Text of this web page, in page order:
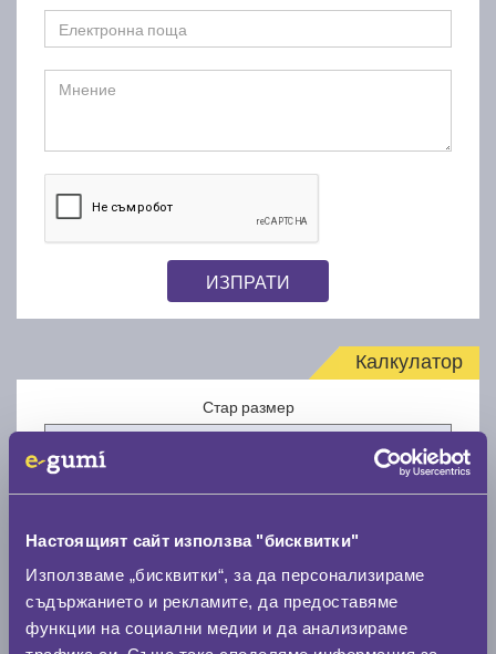
Настоящият сайт използва "бисквитки"
Използваме „бисквитки“, за да персонализираме
съдържанието и рекламите, да предоставяме
функции на социални медии и да анализираме
ИЗПРАТИ
Калкулатор
Стар размер
Нов размер